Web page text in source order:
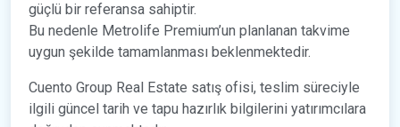
güçlü bir referansa sahiptir.
Bu nedenle Metrolife Premium’un planlanan takvime
uygun şekilde tamamlanması beklenmektedir.
Cuento Group Real Estate satış ofisi, teslim süreciyle
ilgili güncel tarih ve tapu hazırlık bilgilerini yatırımcılara